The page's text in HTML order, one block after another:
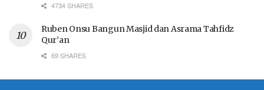
4734 SHARES
Ruben Onsu Bangun Masjid dan Asrama Tahfidz
Qur’an
69 SHARES